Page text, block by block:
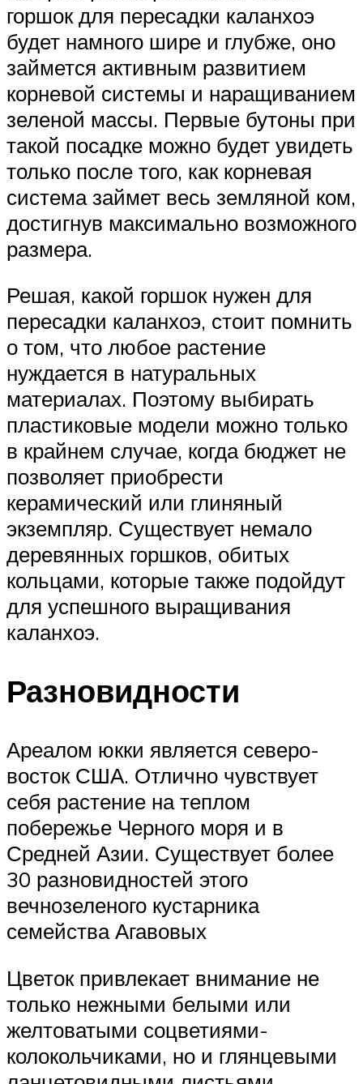
горшок для пересадки каланхоэ
будет намного шире и глубже, оно
займется активным развитием
корневой системы и наращиванием
зеленой массы. Первые бутоны при
такой посадке можно будет увидеть
только после того, как корневая
система займет весь земляной ком,
достигнув максимально возможного
размера.
Решая, какой горшок нужен для
пересадки каланхоэ, стоит помнить
о том, что любое растение
нуждается в натуральных
материалах. Поэтому выбирать
пластиковые модели можно только
в крайнем случае, когда бюджет не
позволяет приобрести
керамический или глиняный
экземпляр. Существует немало
деревянных горшков, обитых
кольцами, которые также подойдут
для успешного выращивания
каланхоэ.
Разновидности
Ареалом юкки является северо-
восток США. Отлично чувствует
себя растение на теплом
побережье Черного моря и в
Средней Азии. Существует более
30 разновидностей этого
вечнозеленого кустарника
семейства Агавовых
Цветок привлекает внимание не
только нежными белыми или
желтоватыми соцветиями-
колокольчиками, но и глянцевыми